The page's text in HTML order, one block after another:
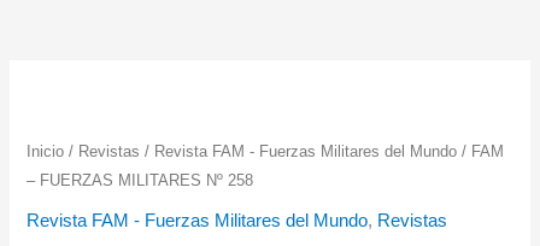
Inicio / Revistas / Revista FAM - Fuerzas Militares del Mundo / FAM
– FUERZAS MILITARES Nº 258
Revista FAM - Fuerzas Militares del Mundo, Revistas